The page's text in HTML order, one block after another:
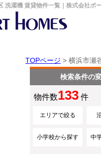
洗濯機 賃貸物件一覧｜株式会社ポ
TOPページ > 横浜市瀬
検索条件の
物件数133 件
エリアで絞る
小学校から探す 中